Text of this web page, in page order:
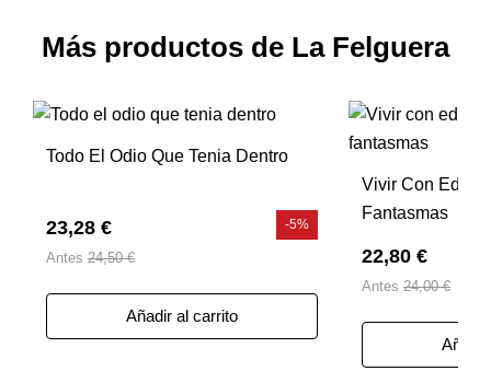
Más productos de La Felguera
Todo El Odio Que Tenia Dentro
23,28 €
Antes 24,50 €
-5%
Añadir al carrito
Vivir Con
Fantasmas
22,80 €
Antes 24,00 €